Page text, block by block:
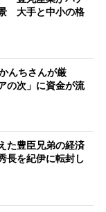
大手と中小の格
んちさんが厳
の次」に資金が流
た豊臣兄弟の経済
長を紀伊に転封し